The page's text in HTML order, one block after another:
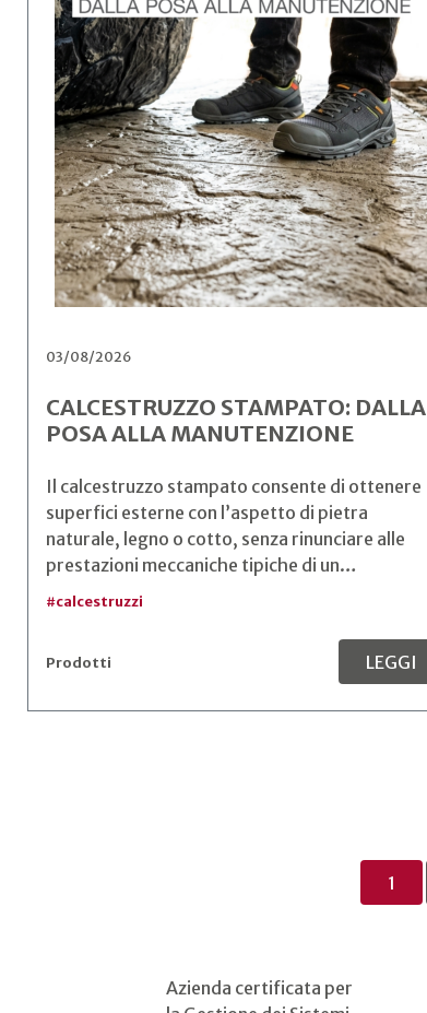
03/08/2026
CALCESTRUZZO STAMPATO: DALLA
POSA ALLA MANUTENZIONE
Il calcestruzzo stampato consente di ottenere
superfici esterne con l’aspetto di pietra
naturale, legno o cotto, senza rinunciare alle
prestazioni meccaniche tipiche di un…
#calcestruzzi
Prodotti LEGGI
1
Azienda certificata per